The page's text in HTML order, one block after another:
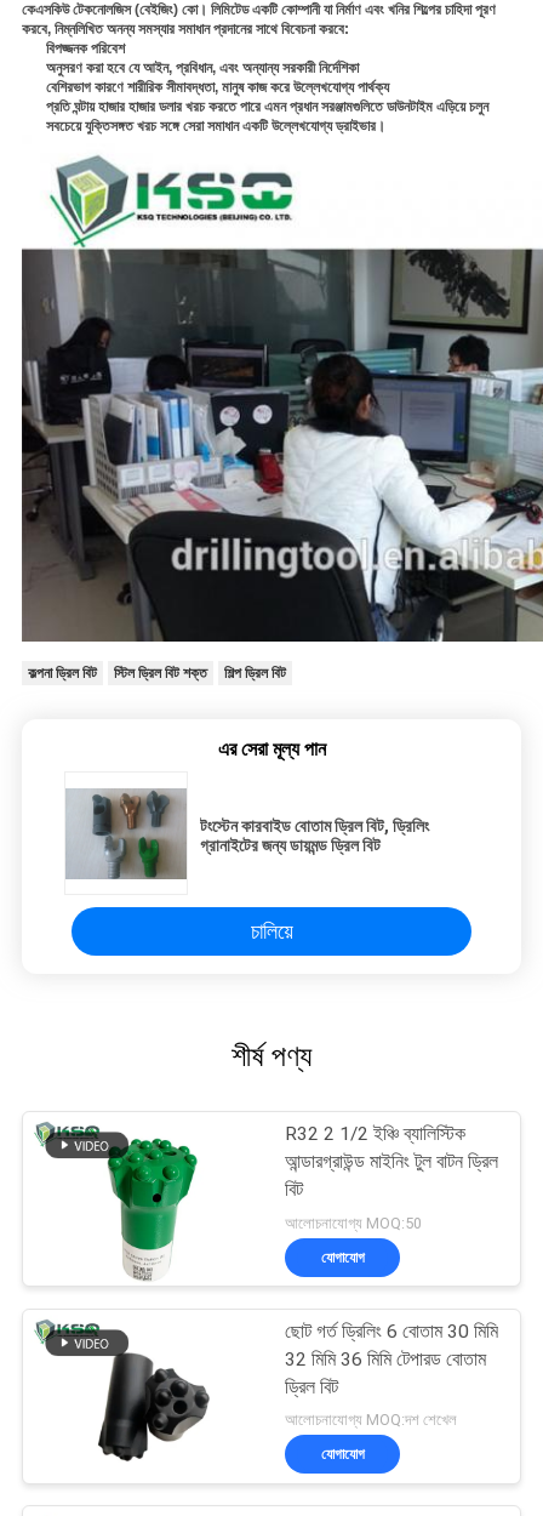
কেএসকিউ টেকনোলজিস (বেইজিং) কো। লিমিটেড একটি কোম্পানী যা নির্মাণ এবং খনির শিল্পের চাহিদা পূরণ
করবে, নিম্নলিখিত অনন্য সমস্যার সমাধান প্রদানের সাথে বিবেচনা করবে:
বিপজ্জনক পরিবেশ
অনুসরণ করা হবে যে আইন, প্রবিধান, এবং অন্যান্য সরকারী নির্দেশিকা
বেশিরভাগ কারণে শারীরিক সীমাবদ্ধতা, মানুষ কাজ করে উল্লেখযোগ্য পার্থক্য
প্রতি ঘন্টায় হাজার হাজার ডলার খরচ করতে পারে এমন প্রধান সরঞ্জামগুলিতে ডাউনটাইম এড়িয়ে চলুন
সবচেয়ে যুক্তিসঙ্গত খরচ সঙ্গে সেরা সমাধান একটি উল্লেখযোগ্য ড্রাইভার।
কল্পনা ড্রিল বিট স্টিল ড্রিল বিট শক্ত শিল্প ড্রিল বিট
এর সেরা মূল্য পান
টংস্টেন কারবাইড বোতাম ড্রিল বিট, ড্রিলিং
গ্রানাইটের জন্য ডায়মন্ড ড্রিল বিট
চালিয়ে
শীর্ষ পণ্য
R32 2 1/2 ইঞ্চি ব্যালিস্টিক
আন্ডারগ্রাউন্ড মাইনিং টুল বাটন ড্রিল
বিট
আলোচনাযোগ্য MOQ:50
যোগাযোগ
ছোট গর্ত ড্রিলিং 6 বোতাম 30 মিমি
32 মিমি 36 মিমি টেপারড বোতাম
ড্রিল বিট
আলোচনাযোগ্য MOQ:দশ শেখেল
যোগাযোগ